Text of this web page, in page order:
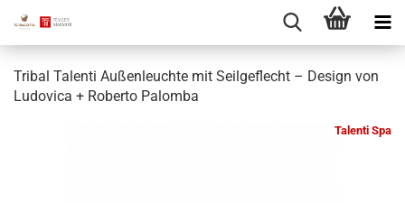
Tribal Talenti Außenleuchte mit Seilgeflecht – Design von
Ludovica + Roberto Palomba
Talenti Spa